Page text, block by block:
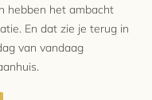
hebben het ambacht
En dat zie je terug in
van vandaag